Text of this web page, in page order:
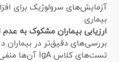
آزمایش‌های سرولوژیک برای
بیماری.
ارزیابی بیماران مشکوک به
بررسی‌های دقیق‌تر در بیماران
تست‌های کلاس IgA آن‌ها منفی یا نامشخص است.